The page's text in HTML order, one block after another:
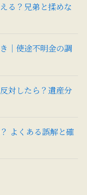
る？兄弟と揉めな
｜使途不明金の調
対したら？遺産分
よくある誤解と確